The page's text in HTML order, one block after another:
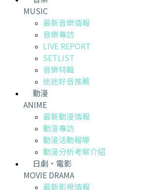
MUSIC
最新音樂情報
音樂專訪
LIVE REPORT
SETLIST
音樂特輯
迷迷好音推薦
動漫
ANIME
最新動漫情報
動漫專訪
動漫活動報導
動漫分析考察介紹
日劇・電影
MOVIE DRAMA
最新影視情報